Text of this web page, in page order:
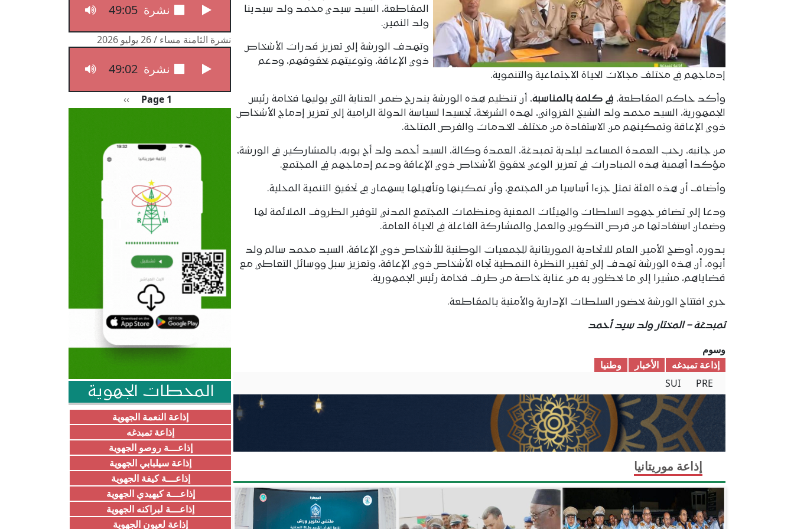
المقاطعة، السيد سيدي محمد ولد سيدينا
ولد النمين.
وتهدف الورشة إلى تعزيز قدرات الأشخاص
ذوي الإعاقة، وتوعيتهم بحقوقهم، ودعم
إدماجهم في مختلف مجالات الحياة الاجتماعية والتنموية.
وأكد حاكم المقاطعة، في كلمة بالمناسبة، أن تنظيم هذه الورشة يندرج ضمن العناية التي يوليها فخامة رئيس
الجمهورية، السيد محمد ولد الشيخ الغزواني، لهذه الشريحة، تجسيدا لسياسة الدولة الرامية إلى تعزيز إدماج الأشخاص
ذوي الإعاقة وتمكينهم من الاستفادة من مختلف الخدمات والفرص المتاحة.
من جانبه، رحب العمدة المساعد لبلدية تمبدغة، العمدة وكالة، السيد أحمد ولد أج بوبه، بالمشاركين في الورشة،
مؤكدا أهمية هذه المبادرات في تعزيز الوعي بحقوق الأشخاص ذوي الإعاقة ودعم إدماجهم في المجتمع.
وأضاف أن هذه الفئة تمثل جزءا أساسيا من المجتمع، وأن تمكينها وتأهيلها يسهمان في تحقيق التنمية المحلية.
ودعا إلى تضافر جهود السلطات والهيئات المعنية ومنظمات المجتمع المدني لتوفير الظروف الملائمة لها
وضمان استفادتها من فرص التكوين والعمل والمشاركة الفاعلة في الحياة العامة.
بدوره، أوضح الأمين العام للاتحادية الموريتانية للجمعيات الوطنية للأشخاص ذوي الإعاقة، السيد محمد سالم ولد
أبوه، أن هذه الورشة تهدف إلى تغيير النظرة النمطية تجاه الأشخاص ذوي الإعاقة، وتعزيز سبل ووسائل التعاطي مع
قضاياهم، مشيرا إلى ما يحظون به من عناية خاصة من طرف فخامة رئيس الجمهورية.
جرى افتتاح الورشة بحضور السلطات الإدارية والأمنية بالمقاطعة.
تمبدغة – المختار ولد سيد أحمد
وسوم
إذاعة تمبدغه
الأخبار
وطنیا
PRE
SUI
إذاعة موريتانيا
نشرة الثامنة مساء / 27 يوليو 2026
49:05
نشرة الثامنة مساء / 26 يوليو 2026
نشرة الثامنة مساء / 26 يوليو 2026
49:02
Pagination
Page 1 الصفحة التالية
››
المحطات الجهوية
إذاعة النعمة الجهوية
إذاعة تمبدغه
إذاعـــة روصو الجهوية
إذاعة سيلبابي الجهوية
إذاعـــة كيفة الجهوية
إذاعـــة كيهيدي الجهوية
إذاعـــة لبراكنه الجهوية
إذاعة لعيون الجهوية